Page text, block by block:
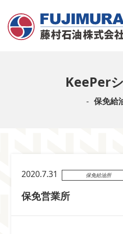
KeePer
保免給
2020.7.31 保免給油所
保免営業所